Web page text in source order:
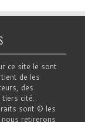
ce site le sont
de les
des
tiers cité.
sont © les
retirerons